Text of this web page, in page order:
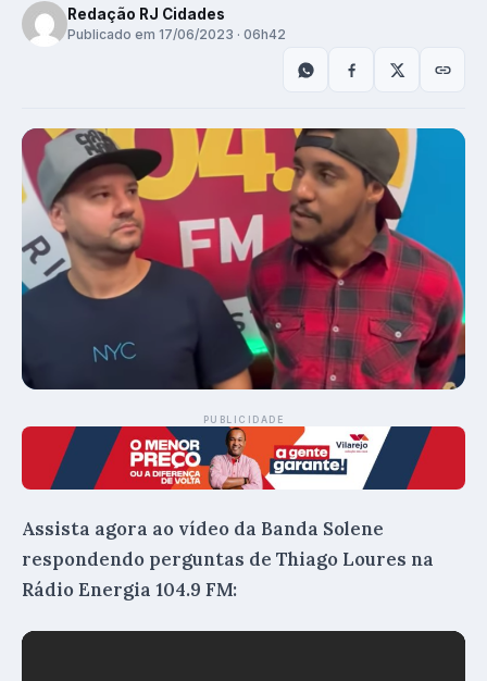
Redação RJ Cidades
Publicado em 17/06/2023 · 06h42
PUBLICIDADE
Assista agora ao vídeo da Banda Solene
respondendo perguntas de Thiago Loures na
Rádio Energia 104.9 FM: